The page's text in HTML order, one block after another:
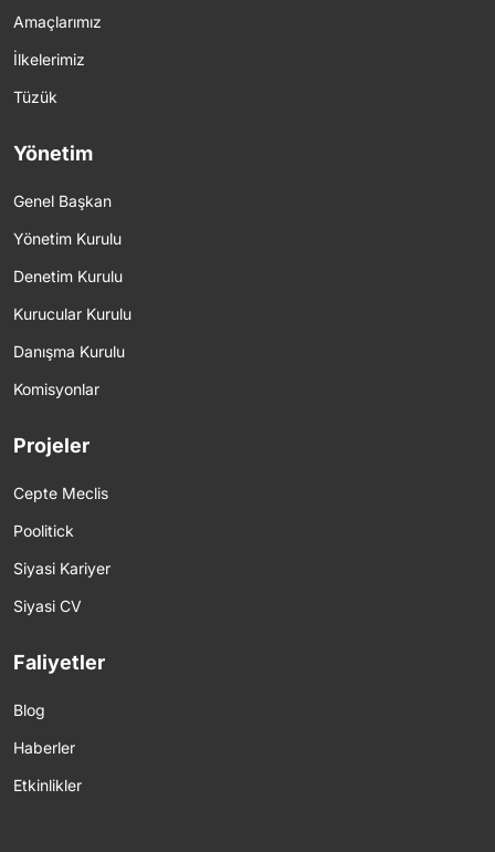
Amaçlarımız
İlkelerimiz
Tüzük
Yönetim
Genel Başkan
Yönetim Kurulu
Denetim Kurulu
Kurucular Kurulu
Danışma Kurulu
Komisyonlar
Projeler
Cepte Meclis
Poolitick
Siyasi Kariyer
Siyasi CV
Faliyetler
Blog
Haberler
Etkinlikler